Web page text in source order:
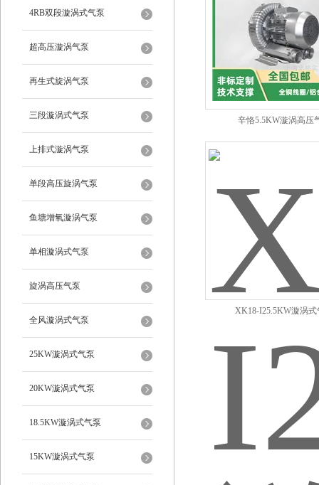
4RB双段漩涡式气泵
超高压漩涡气泵
再生式旋涡气泵
三段漩涡式气泵
上排式漩涡气泵
单段高压旋涡气泵
鱼塘增氧漩涡气泵
单相漩涡式气泵
旋涡高压气泵
全风漩涡式气泵
25KW漩涡式气泵
20KW漩涡式气泵
18.5KW漩涡式气泵
15KW漩涡式气泵
辛恪5.5KW漩涡高压
XK18-I25.5KW漩涡式